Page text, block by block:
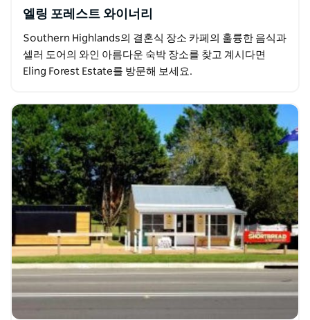
엘링 포레스트 와이너리
Southern Highlands의 결혼식 장소 카페의 훌륭한 음식과
셀러 도어의 와인 아름다운 숙박 장소를 찾고 계시다면
Eling Forest Estate를 방문해 보세요.